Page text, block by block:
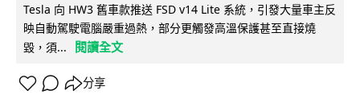
Tesla 向 HW3 舊車款推送 FSD v14 Lite 系統，引發大量車主反
映自動駕駛電腦嚴重過熱，部分更觸發高溫保護甚至直接燒
毀，須...
閱讀全文
分享